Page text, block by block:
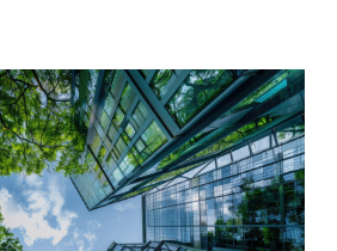
X
Linkedin
Copia Link